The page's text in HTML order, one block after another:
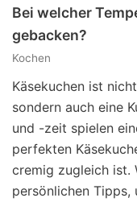
Bei welcher
gebacken?
Kochen
Käsekuchen ist
sondern auch eine
und -zeit spielen
perfekten
cremig zugleich ist.
persönlichen Tipps,